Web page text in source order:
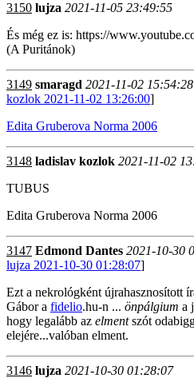
3150 lujza 2021-11-05 23:49:55
És még ez is: https://
(A Puritánok)
3149 smaragd 2021-11-02 15:54:28
kozlok 2021-11-02 13:26:00]
Edita Gruberova Norma 2006
3148 ladislav kozlok 2021-11-02
TUBUS
Edita Gruberova Norma 2006
3147 Edmond Dantes 2021-10-30
lujza 2021-10-30 01:28:07]
Ezt a nekrológként újrahasznosított
Gábor a fidelio.hu-n ... önpálgium a
hogy legalább az elmentszót
elejére...valóban elment.
3146 lujza 2021-10-30 01:28:07